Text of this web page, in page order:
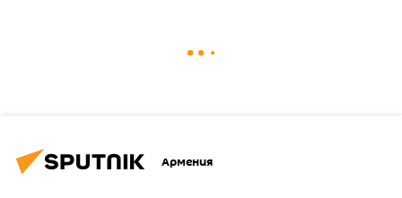
Армения